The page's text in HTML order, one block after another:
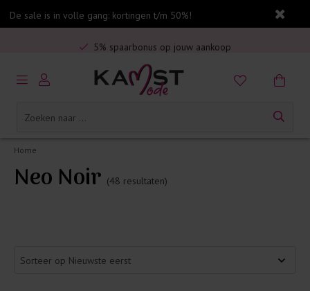
De sale is in volle gang: kortingen t/m 50%!
Veilig online betalen
Gratis verzending in Nederland vanaf €75,-
Home
Neo Noir (48 resultaten)